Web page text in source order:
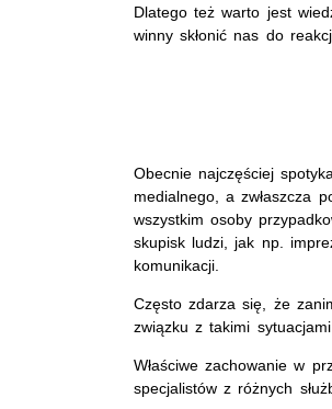
Dlatego też warto jest
winny skłonić nas do
Obecnie najczęściej
medialnego, a zwłaszcza
wszystkim osoby
skupisk ludzi, jak np.
komunikacji.
Często zdarza się, że
związku z takimi
Właściwe zachowanie w
specjalistów z różnych